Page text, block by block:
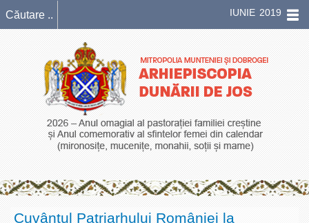
IUNIE 2019
Cuvântul Patriarhului României la